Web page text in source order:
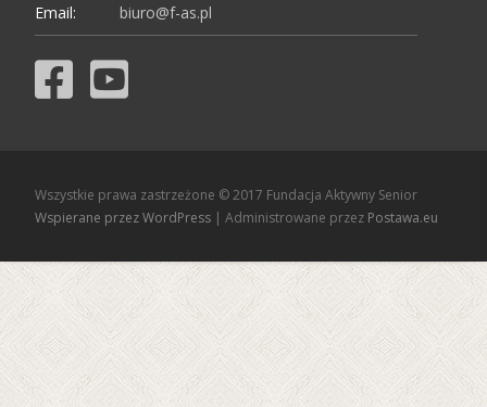
Email: biuro@f-as.pl
Wszystkie prawa zastrzeżone © 2017 Fundacja Aktywny Senior
Wspierane przez WordPress | Administrowane przez Postawa.eu